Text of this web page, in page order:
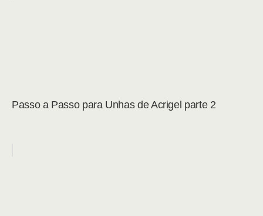
Passo a Passo para Unhas de Acrigel parte 2